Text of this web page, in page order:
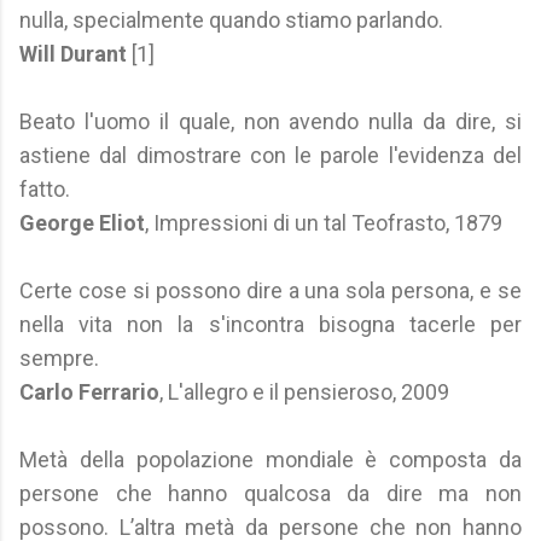
nulla, specialmente quando stiamo parlando.
Will Durant [1]
Beato l'uomo il quale, non avendo nulla da dire, si
astiene dal dimostrare con le parole l'evidenza del
fatto.
George Eliot, Impressioni di un tal Teofrasto, 1879
Certe cose si possono dire a una sola persona, e se
nella vita non la s'incontra bisogna tacerle per
sempre.
Carlo Ferrario, L'allegro e il pensieroso, 2009
Metà della popolazione mondiale è composta da
persone che hanno qualcosa da dire ma non
possono. L’altra metà da persone che non hanno